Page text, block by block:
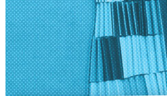
Escriben & participan
Actualidad y sociedad